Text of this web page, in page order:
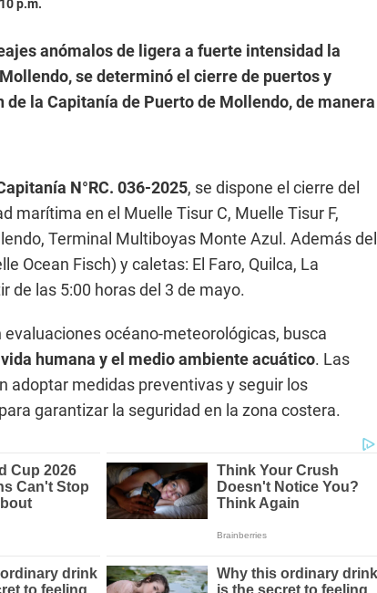
p.m.
anómalos de ligera a fuerte intensidad la
se determinó el cierre de puertos y
la Capitanía de Puerto de Mollendo, de manera
N°RC. 036-2025, se dispone el cierre del
marítima en el Muelle Tisur C, Muelle Tisur F,
Terminal Multiboyas Monte Azul. Además del
Ocean Fisch) y caletas: El Faro, Quilca, La
de las 5:00 horas del 3 de mayo.
evaluaciones océano-meteorológicas, busca
humana y el medio ambiente acuático. Las
adoptar medidas preventivas y seguir los
garantizar la seguridad en la zona costera.